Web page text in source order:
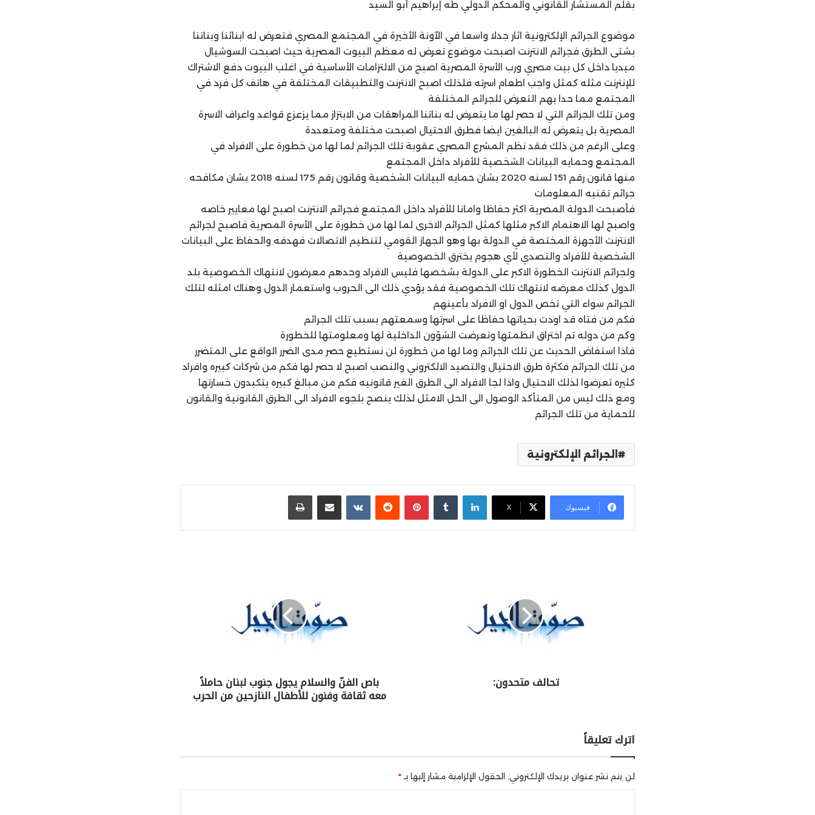
بقلم المستشار القانوني والمحكم الدولي طه إبراهيم أبو السيد
موضوع الجرائم الإلكترونية اثار جدلا واسعا في الآونة الأخيرة في المجتمع المصري فتعرض له ابنائنا وبناتنا
بشتى الطرق فجرائم الانترنت اصبحت موضوع تعرض له معظم البيوت المصرية حيث اصبحت السوشيال
ميديا داخل كل بيت مصري ورب الأسرة المصرية اصبح من الالتزامات الأساسية في اغلب البيوت دفع الاشتراك
للإنترنت مثله كمثل واجب اطعام اسرته فلذلك اصبح الانترنت والتطبيقات المختلفة في هاتف كل فرد في
المجتمع مما حدا بهم التعرض للجرائم المختلفة
ومن تلك الجرائم التي لا حصر لها ما يتعرض له بناتنا المراهقات من الابتزاز مما يزعزع قواعد واعراف الاسرة
المصرية بل يتعرض له البالغين ايضا فطرق الاحتيال اصبحت مختلفة ومتعددة
وعلى الرغم من ذلك فقد نظم المشرع المصري عقوبة تلك الجرائم لما لها من خطورة على الافراد في
المجتمع وحمايه البيانات الشخصية للأفراد داخل المجتمع
منها قانون رقم 151 لسنه 2020 بشان حمايه البيانات الشخصية وقانون رقم 175 لسنه 2018 بشان مكافحه
جرائم تقنيه المعلومات
فأصبحت الدولة المصرية اكثر حفاظا وامانا للأفراد داخل المجتمع فجرائم الانترنت اصبح لها معايير خاصه
واصبح لها الاهتمام الاكبر مثلها كمثل الجرائم الاخرى لما لها من خطورة على الأسرة المصرية فاصبح لجرائم
الانترنت الأجهزة المختصة في الدولة بها وهو الجهاز القومي لتنظيم الاتصالات فهدفه والحفاظ على البيانات
الشخصية للأفراد والتصدي لأي هجوم يخترق الخصوصية
ولجرائم الانترنت الخطورة الاكبر على الدولة بشخصها فليس الافراد وحدهم معرضون لانتهاك الخصوصية بلد
الدول كذلك معرضه لانتهاك تلك الخصوصية فقد يؤدي ذلك الى الحروب واستعمار الدول وهناك امثله لتلك
الجرائم سواء التي تخص الدول او الافراد بأعينهم
فكم من فتاه قد اودت بحياتها حفاظا على اسرتها وسمعتهم بسبب تلك الجرائم
وكم من دوله تم اختراق انظمتها وتعرضت الشؤون الداخلية لها ومعلومتها للخطورة
فاذا استفاض الحديث عن تلك الجرائم وما لها من خطورة لن نستطيع حصر مدى الضرر الواقع على المتضرر
من تلك الجرائم فكثرة طرق الاحتيال والتصيد الالكتروني والنصب اصبح لا حصر لها فكم من شركات كبيره وافراد
كثيره تعرضوا لذلك الاحتيال واذا لجا الافراد الى الطرق الغير قانونيه فكم من مبالغ كبيره يتكبدون خسارتها
ومع ذلك ليس من المتأكد الوصول الى الحل الامثل لذلك ينصح بلجوء الافراد الى الطرق القانونية والقانون
للحماية من تلك الجرائم
الجرائم الإلكترونية
فيسبوك X
لينكدإن بينتيريست مشاركة عبر البريد طباعة
تحالف متحدون: باص الفنّ والسلام يجول جنوب لبنان حاملاً
معه ثقافة وفنون للأطفال النازحين من الحرب
اترك تعليقاً
لن يتم نشر عنوان بريدك الإلكتروني. الحقول الإلزامية مشار إليها بـ *